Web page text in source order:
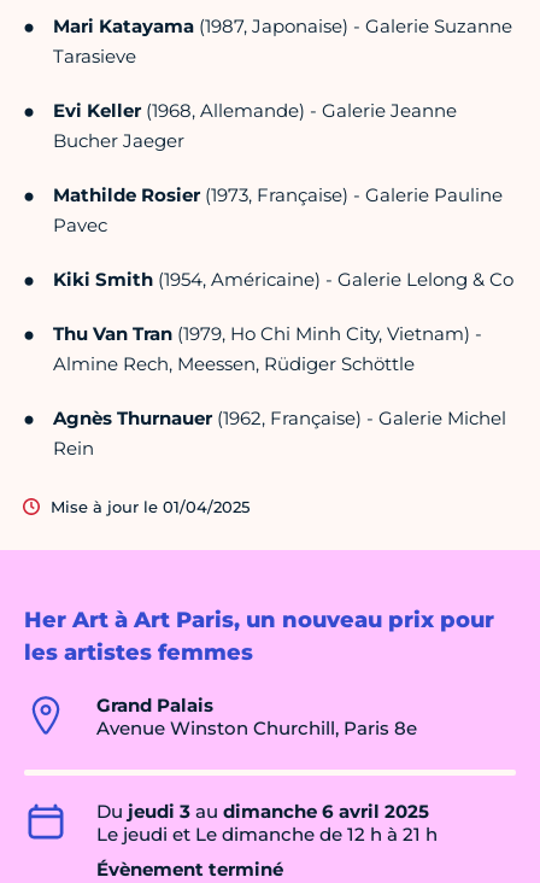
Her Art à Art Paris, un nouveau prix pour
les artistes femmes
Grand Palais
Avenue Winston Churchill, Paris 8e
Du jeudi 3 au dimanche 6 avril 2025
Le jeudi et Le dimanche de 12 h à 21 h
Évènement terminé
Mari Katayama (1987, Japonaise) - Galerie Suzanne
Tarasieve
Evi Keller(1968, Allemande) - Galerie Jeanne
Bucher Jaeger
Mathilde Rosier(1973, Française) - Galerie Pauline
Pavec
Kiki Smith (1954, Américaine) - Galerie Lelong & Co
Thu Van Tran (1979, Ho Chi Minh City, Vietnam) -
Almine Rech, Meessen, Rüdiger Schöttle
Agnès Thurnauer (1962, Française) - Galerie Michel
Rein
Mise à jour le 01/04/2025